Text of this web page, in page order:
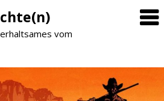
vom